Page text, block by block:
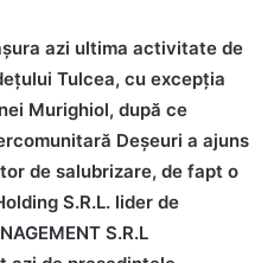
azi ultima activitate de
Tulcea, cu excepția
Murighiol, după ce
Deșeuri a ajuns
de salubrizare, de fapt o
S.R.L. lider de
S.R.L